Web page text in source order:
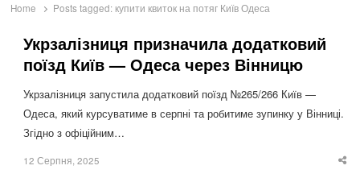
Home Posts tagged: купити квиток на потяг Київ Одеса
Укрзалізниця призначила додатковий
поїзд Київ — Одеса через Вінницю
Укрзалізниця запустила додатковий поїзд №265/266 Київ —
Одеса, який курсуватиме в серпні та робитиме зупинку у Вінниці.
Згідно з офіційним…
12 Серпня, 2025